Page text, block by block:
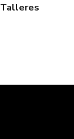
Talleres